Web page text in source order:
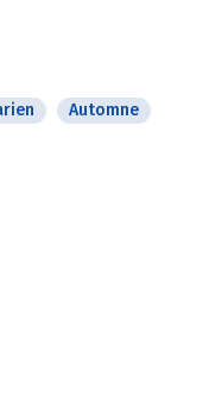
Automne